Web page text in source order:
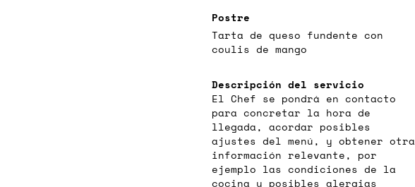
Postre
Tarta de queso fundente con
coulis de mango
Descripción del servicio
El Chef se pondrá en contacto
para concretar la hora de
llegada, acordar posibles
ajustes del menú, y obtener otra
información relevante, por
ejemplo las condiciones de la
cocina y posibles alergias